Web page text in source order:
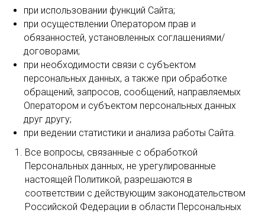
при использовании функций Сайта;
при осуществлении Оператором прав и
обязанностей, установленных соглашениями/
договорами;
при необходимости связи с субъектом
персональных данных, а также при обработке
обращений, запросов, сообщений, направляемых
Оператором и субъектом персональных данных
друг другу;
при ведении статистики и анализа работы Сайта.
Все вопросы, связанные с обработкой
Персональных данных, не урегулированные
настоящей Политикой, разрешаются в
соответствии с действующим законодательством
Российской Федерации в области Персональных